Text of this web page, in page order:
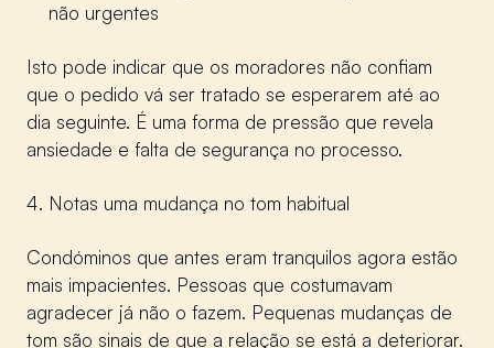
não urgentes
Isto pode indicar que os moradores não confiam
que o pedido vá ser tratado se esperarem até ao
dia seguinte. É uma forma de pressão que revela
ansiedade e falta de segurança no processo.
Notas uma mudança no tom habitual
Condóminos que antes eram tranquilos agora estão
mais impacientes. Pessoas que costumavam
agradecer já não o fazem. Pequenas mudanças de
tom são sinais de que a relação se está a deteriorar.